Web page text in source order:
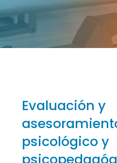
Evaluación y
psicológico y